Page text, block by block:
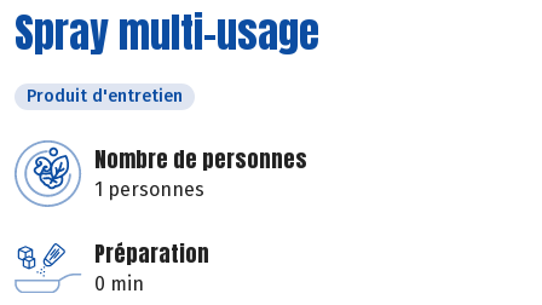
Spray multi-usage
Produit d'entretien
Nombre de personnes
1 personnes
Préparation
0 min